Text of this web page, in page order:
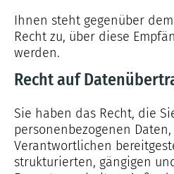
Ihnen steht gegenüber
Recht zu, über diese
werden.
Recht auf
Sie haben das Recht, die
personenbezogenen
Verantwortlichen
strukturierten, gängigen